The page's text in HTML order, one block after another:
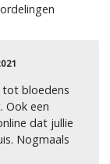
tot bloedens
Ook een
dat jullie
Nogmaals